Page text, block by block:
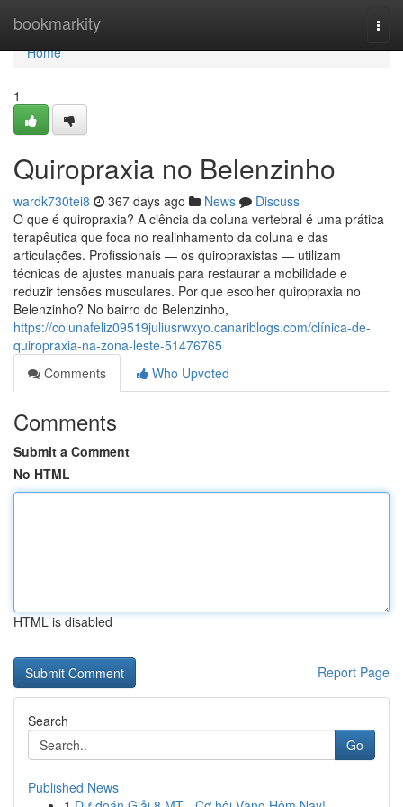
bookmarkity
Home
Home
1
Quiropraxia no Belenzinho
wardk730tei8 367 days ago News
Discuss
O que é quiropraxia? A ciência da coluna vertebral é uma prática
terapêutica que foca no realinhamento da coluna e das
articulações. Profissionais — os quiropraxistas — utilizam
técnicas de ajustes manuais para restaurar a mobilidade e
reduzir tensões musculares. Por que escolher quiropraxia no
Belenzinho? No bairro do Belenzinho,
https://colunafeliz09519juliusrwxyo.canariblogs.com/clínica-de-
quiropraxia-na-zona-leste-51476765
Comments
Who Upvoted
Comments
Submit a Comment
No HTML
HTML is disabled
Report Page
Search
Go
Published News